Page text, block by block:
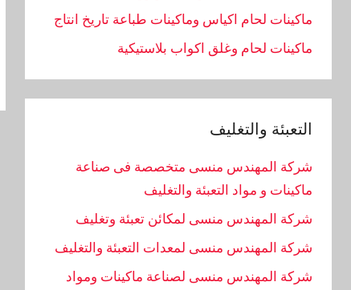
ماكينات لحام اكياس وماكينات طباعة تاريخ انتاج
ماكينات لحام وغلق اكواب بلاستيكية
التعبئة والتغليف
شركة المهندس منسى متخصصة فى صناعة
ماكينات و مواد التعبئة والتغليف
شركة المهندس منسى لمكائن تعبئة وتغليف
شركة المهندس منسى لمعدات التعبئة والتغليف
شركة المهندس منسى لصناعة ماكينات ومواد